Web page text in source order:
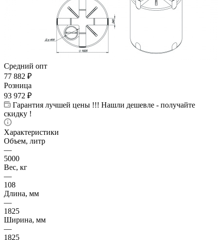
Средний опт
77 882 ₽
Розница
93 972 ₽
Гарантия лучшей цены !!! Нашли дешевле - получайте
скидку !
Характеристики
Объем, литр
—
5000
Вес, кг
—
108
Длина, мм
—
1825
Ширина, мм
—
1825